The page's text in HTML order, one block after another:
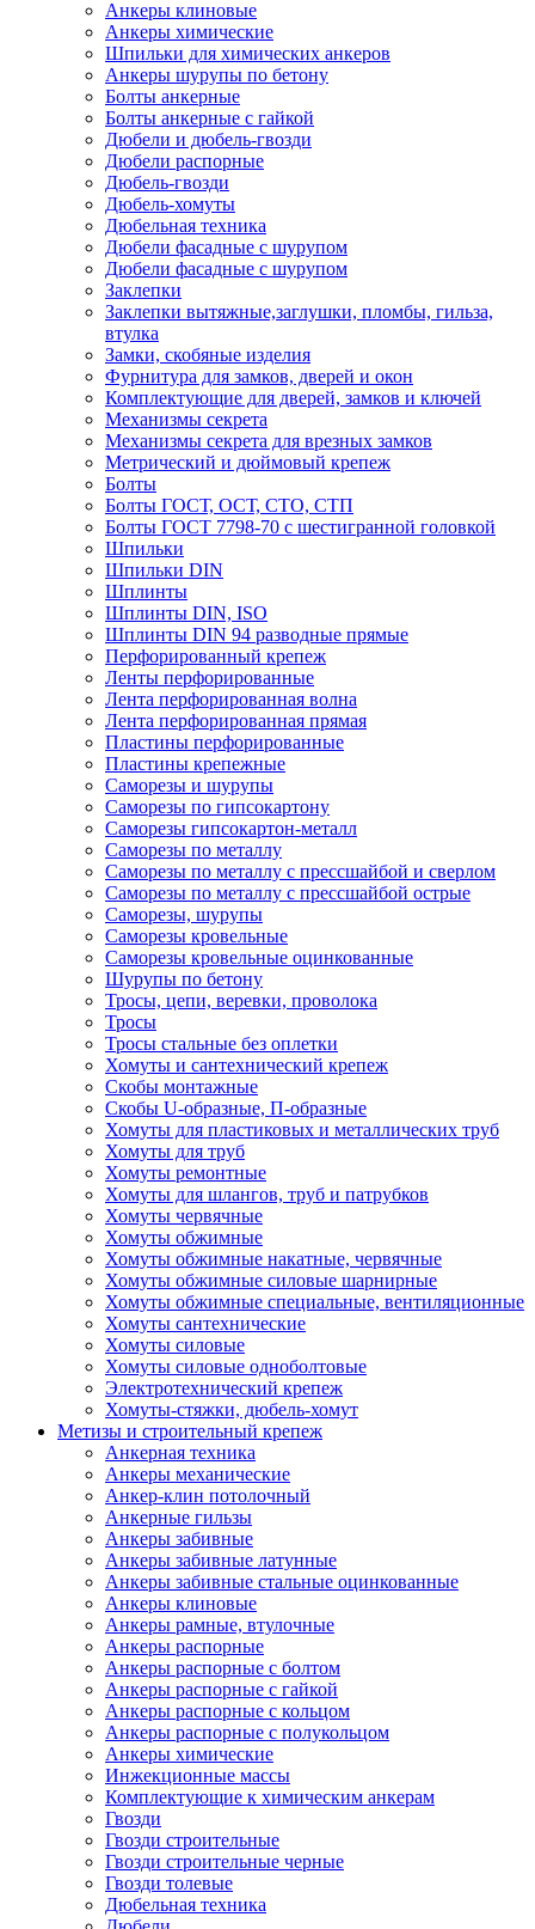
Анкеры клиновые
Анкеры химические
Шпильки для химических анкеров
Анкеры шурупы по бетону
Болты анкерные
Болты анкерные с гайкой
Дюбели и дюбель-гвозди
Дюбели распорные
Дюбель-гвозди
Дюбель-хомуты
Дюбельная техника
Дюбели фасадные с шурупом
Дюбели фасадные с шурупом
Заклепки
Заклепки вытяжные,заглушки, пломбы, гильза,
втулка
Замки, скобяные изделия
Фурнитура для замков, дверей и окон
Комплектующие для дверей, замков и ключей
Механизмы секрета
Механизмы секрета для врезных замков
Метрический и дюймовый крепеж
Болты
Болты ГОСТ, ОСТ, СТО, СТП
Болты ГОСТ 7798-70 с шестигранной головкой
Шпильки
Шпильки DIN
Шплинты
Шплинты DIN, ISO
Шплинты DIN 94 разводные прямые
Перфорированный крепеж
Ленты перфорированные
Лента перфорированная волна
Лента перфорированная прямая
Пластины перфорированные
Пластины крепежные
Саморезы и шурупы
Саморезы по гипсокартону
Саморезы гипсокартон-металл
Саморезы по металлу
Саморезы по металлу с прессшайбой и сверлом
Саморезы по металлу с прессшайбой острые
Саморезы, шурупы
Саморезы кровельные
Саморезы кровельные оцинкованные
Шурупы по бетону
Тросы, цепи, веревки, проволока
Тросы
Тросы стальные без оплетки
Хомуты и сантехнический крепеж
Скобы монтажные
Скобы U-образные, П-образные
Хомуты для пластиковых и металлических труб
Хомуты для труб
Хомуты ремонтные
Хомуты для шлангов, труб и патрубков
Хомуты червячные
Хомуты обжимные
Хомуты обжимные накатные, червячные
Хомуты обжимные силовые шарнирные
Хомуты обжимные специальные, вентиляционные
Хомуты сантехнические
Хомуты силовые
Хомуты силовые одноболтовые
Электротехнический крепеж
Хомуты-стяжки, дюбель-хомут
Метизы и строительный крепеж
Анкерная техника
Анкеры механические
Анкер-клин потолочный
Анкерные гильзы
Анкеры забивные
Анкеры забивные латунные
Анкеры забивные стальные оцинкованные
Анкеры клиновые
Анкеры рамные, втулочные
Анкеры распорные
Анкеры распорные с болтом
Анкеры распорные с гайкой
Анкеры распорные с кольцом
Анкеры распорные с полукольцом
Анкеры химические
Инжекционные массы
Комплектующие к химическим анкерам
Гвозди
Гвозди строительные
Гвозди строительные черные
Гвозди толевые
Дюбельная техника